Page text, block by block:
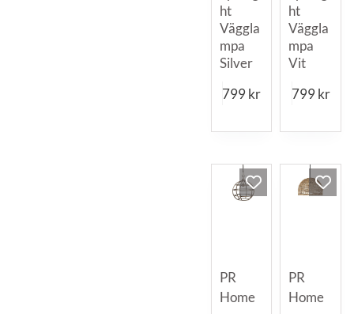
ht
Väggla
mpa
Silver
799kr
ht
Väggla
mpa
Vit
799kr
PR
Home
PR
Home